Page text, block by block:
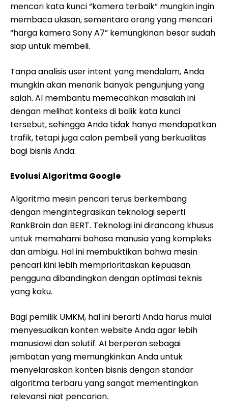
mencari kata kunci “kamera terbaik” mungkin ingin
membaca ulasan, sementara orang yang mencari
“harga kamera Sony A7” kemungkinan besar sudah
siap untuk membeli.
Tanpa analisis user intent yang mendalam, Anda
mungkin akan menarik banyak pengunjung yang
salah. AI membantu memecahkan masalah ini
dengan melihat konteks di balik kata kunci
tersebut, sehingga Anda tidak hanya mendapatkan
trafik, tetapi juga calon pembeli yang berkualitas
bagi bisnis Anda.
Evolusi Algoritma Google
Algoritma mesin pencari terus berkembang
dengan mengintegrasikan teknologi seperti
RankBrain dan BERT. Teknologi ini dirancang khusus
untuk memahami bahasa manusia yang kompleks
dan ambigu. Hal ini membuktikan bahwa mesin
pencari kini lebih memprioritaskan kepuasan
pengguna dibandingkan dengan optimasi teknis
yang kaku.
Bagi pemilik UMKM, hal ini berarti Anda harus mulai
menyesuaikan konten website Anda agar lebih
manusiawi dan solutif. AI berperan sebagai
jembatan yang memungkinkan Anda untuk
menyelaraskan konten bisnis dengan standar
algoritma terbaru yang sangat mementingkan
relevansi niat pencarian.